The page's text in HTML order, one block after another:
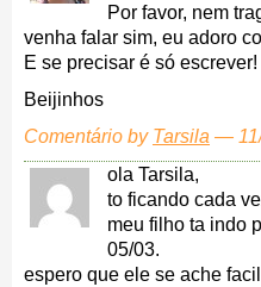
Por favor, nem
venha falar sim, eu adoro
E se precisar é só escrever!
Beijinhos
Comentário by Tarsila —
ola Tarsila,
to ficando cada
meu filho ta indo
05/03.
espero que ele se ache